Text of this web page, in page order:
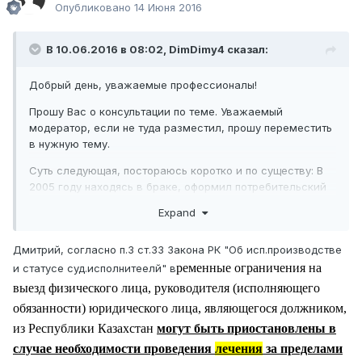
Опубликовано 14 Июня 2016
В 10.06.2016 в 08:02, DimDimy4 сказал:
Добрый день, уважаемые профессионалы!
Прошу Вас о консультации по теме. Уважаемый
модератор, если не туда разместил, прошу переместить
в нужную тему.
Суть следующая, постораюсь коротко и по существу: В
2005 году находясь в браке, оформил потребительский
ремонта в доме. Оплачивал до 2006 года, затем
договорились, что займ будет погашаться ею, написала
мне обязательство в свободной форме. В 2012 году на
меня вышли товарищи из коллекторской компании с
военнослужащий, договорился с товарищами о
минимальном ежемесячном погашении. Найти бывшую
супругу не смог, регистрация отсутствует, товарищи
Expand
Дмитрий, согласно п.3 ст.33 Закона РК "Об исп.производстве
и статусе суд.исполнитеелй" временные ограничения на
выезд физического лица, руководителя (исполняющего
обязанности) юридического лица, являющегося должником,
из Республики Казахстан могут быть приостановлены в
случае необходимости проведения лечения за пределами